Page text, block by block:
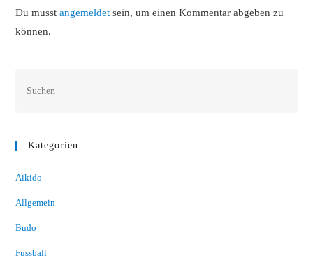
Du musstangemeldet sein, um einen Kommentar abgeben zu
können.
Kategorien
Aikido
Allgemein
Budo
Fussball